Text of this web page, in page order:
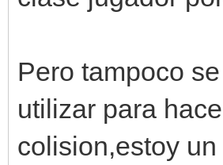
class
#iniciar
self.x =
self.y =
Pero tampoco
utilizar para
colision,estoy